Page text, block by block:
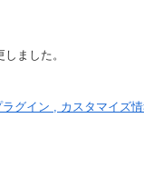
ました。
グイン , カスタマイズ